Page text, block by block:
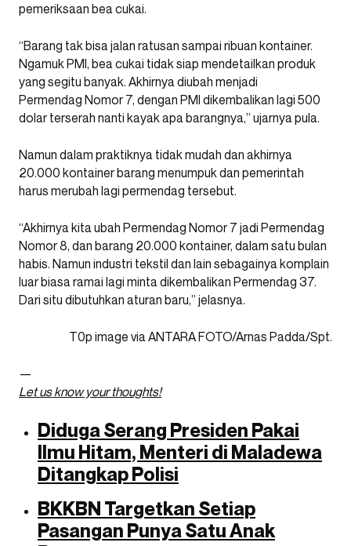
pemeriksaan bea cukai.
“Barang tak bisa jalan ratusan sampai ribuan kontainer.
Ngamuk PMI, bea cukai tidak siap mendetailkan produk
yang segitu banyak. Akhirnya diubah menjadi
Permendag Nomor 7, dengan PMI dikembalikan lagi 500
dolar terserah nanti kayak apa barangnya,” ujarnya pula.
Namun dalam praktiknya tidak mudah dan akhirnya
20.000 kontainer barang menumpuk dan pemerintah
harus merubah lagi permendag tersebut.
“Akhirnya kita ubah Permendag Nomor 7 jadi Permendag
Nomor 8, dan barang 20.000 kontainer, dalam satu bulan
habis. Namun industri tekstil dan lain sebagainya komplain
luar biasa ramai lagi minta dikembalikan Permendag 37.
Dari situ dibutuhkan aturan baru,” jelasnya.
T0p image via ANTARA FOTO/Arnas Padda/Spt.
—
Let us know your thoughts!
Diduga Serang Presiden Pakai
Ilmu Hitam, Menteri di Maladewa
Ditangkap Polisi
BKKBN Targetkan Setiap
Pasangan Punya Satu Anak